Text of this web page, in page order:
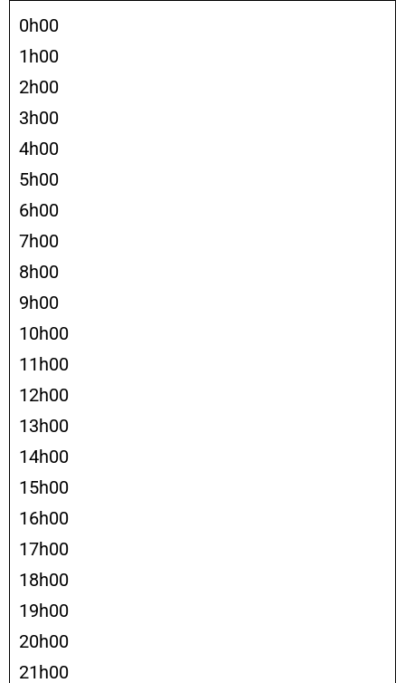
0h00
1h00
2h00
3h00
4h00
5h00
6h00
7h00
8h00
9h00
10h00
11h00
12h00
13h00
14h00
15h00
16h00
17h00
18h00
19h00
20h00
21h00